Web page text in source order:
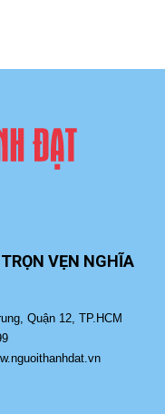
VẸN NGHĨA
Quận 12, TP.HCM